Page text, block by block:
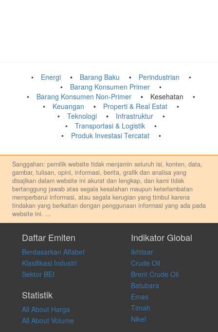
Energi Barang Baku
Perindustrian
Barang Konsumen Primer
Barang Konsumen Non-Primer
Kesehatan
Keuangan
Properti & Real Estat
Teknologi
Infrastruktur
Transportasi & Logistik
Produk Investasi Tercatat
Sanggahan: pemilik website tidak menjamin seluruh isi, konten, data,
gambar, tulisan, opini, informasi, berita, grafik dan analisa yang
disajikan dalam website ini akurat dan lengkap, dan kami tidak
bertanggung jawab atas segala kesalahan maupun keterlambatan
memperbarui informasi, atau segala kerugian yang timbul karena
tindakan yang berkaitan dengan penggunaan informasi yang ada pada
website ini. ...
pribadi. Kami tidak memberi anjuran, saran, rekomendasi untuk
membeli, menjual atau melakukan aktivitas lain yang terkait dengan
transaksi perdagangan apapun, dan kami tidak bertanggung jawab
atas keputusan investasi yang dilakukan dalam kondisi dan situasi
apapun juga, yang diakibatkan secara langsung maupun tidak
langsung atas konten pada website ini.
Daftar Emiten
Berdasarkan Alfabet
Klasifikasi Industri
Sektor BEI
Statistik
All About Harga
All About Volume
Indikator Global
Ikhtisar
Crude Oil
Brent Crude Oil
Batubara
Emas
Timah
Nikel